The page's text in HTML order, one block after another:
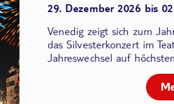
29. Dezember 2026 bis
Venedig zeigt sich zum
das Silvesterkonzert im
Jahreswechsel auf